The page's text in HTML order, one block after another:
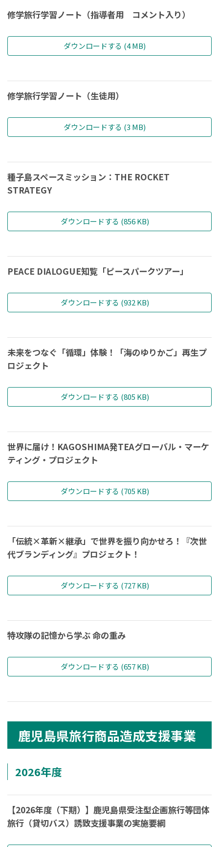
修学旅行学習ノート（指導者用 コメント入り）
ダウンロードする (4 MB)
修学旅行学習ノート（生徒用）
ダウンロードする (3 MB)
種子島スペースミッション：THE ROCKET
STRATEGY
ダウンロードする (856 KB)
PEACE DIALOGUE知覧「ピースパークツアー」
ダウンロードする (932 KB)
未来をつなぐ「循環」体験！「海のゆりかご」再生プ
ロジェクト
ダウンロードする (805 KB)
世界に届け！KAGOSHIMA発TEAグローバル・マーケ
ティング・プロジェクト
ダウンロードする (705 KB)
「伝統×革新×継承」で世界を振り向かせろ！『次世
代ブランディング』プロジェクト！
ダウンロードする (727 KB)
特攻隊の記憶から学ぶ 命の重み
ダウンロードする (657 KB)
鹿児島県旅行商品造成支援事業
2026年度
【2026年度（下期）】鹿児島県受注型企画旅行等団体
旅行（貸切バス）誘致支援事業の実施要綱